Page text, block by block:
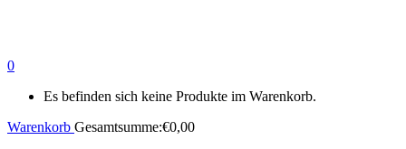
0
Es befinden sich keine Produkte im Warenkorb.
Warenkorb Gesamtsumme:€0,00